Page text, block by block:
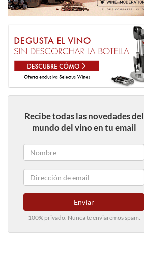
Recibe todas las novedades del
mundo del vino en tu email
Enviar
100% privado. Nunca te enviaremos spam.